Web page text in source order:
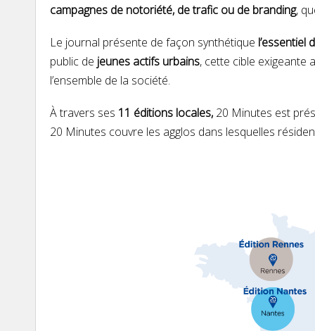
campagnes de notoriété, de trafic ou de branding,
Le journal présente de façon synthétique l’essentiel
public de jeunes actifs urbains, cette cible
l’ensemble de la société.
À travers ses 11 éditions locales, 20 Minutes est
20 Minutes couvre les agglos dans lesquelles